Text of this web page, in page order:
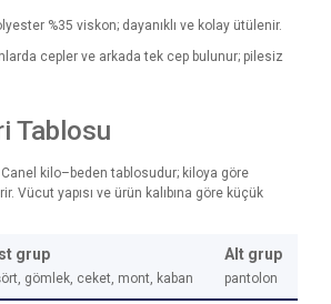
%35 viskon; dayanıklı ve kolay ütülenir.
cepler ve arkada tek cep bulunur; pilesiz
Tablosu
kilo–beden tablosudur; kiloya göre
Vücut yapısı ve ürün kalıbına göre küçük
grup
gömlek, ceket, mont, kaban
Alt grup
pantolon